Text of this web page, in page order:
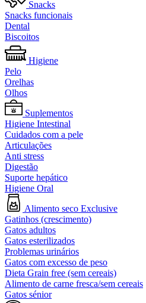
Snacks
Snacks funcionais
Dental
Biscoitos
Higiene
Pelo
Orelhas
Olhos
Suplementos
Higiene Intestinal
Cuidados com a pele
Articulações
Anti stress
Digestão
Suporte hepático
Higiene Oral
Alimento seco Exclusive
Gatinhos (crescimento)
Gatos adultos
Gatos esterilizados
Problemas urinários
Gatos com excesso de peso
Dieta Grain free (sem cereais)
Alimento de carne fresca/sem cereais
Gatos sénior